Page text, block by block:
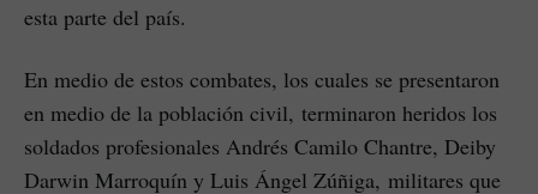
esta parte del país.
En medio de estos combates, los cuales se presentaron
en medio de la población civil, terminaron heridos los
soldados profesionales Andrés Camilo Chantre, Deiby
Darwin Marroquín y Luis Ángel Zúñiga, militares que